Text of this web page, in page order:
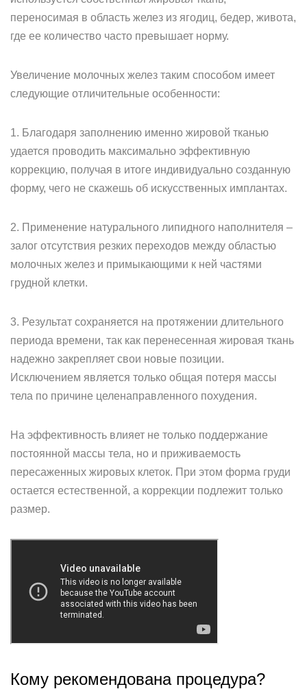
переносимая в область желез из ягодиц, бедер, живота,
где ее количество часто превышает норму.
Увеличение молочных желез таким способом имеет
следующие отличительные особенности:
1. Благодаря заполнению именно жировой тканью
удается проводить максимально эффективную
коррекцию, получая в итоге индивидуально созданную
форму, чего не скажешь об искусственных имплантах.
2. Применение натурального липидного наполнителя –
залог отсутствия резких переходов между областью
молочных желез и примыкающими к ней частями
грудной клетки.
3. Результат сохраняется на протяжении длительного
периода времени, так как перенесенная жировая ткань
надежно закрепляет свои новые позиции.
Исключением является только общая потеря массы
тела по причине целенаправленного похудения.
На эффективность влияет не только поддержание
постоянной массы тела, но и приживаемость
пересаженных жировых клеток. При этом форма груди
остается естественной, а коррекции подлежит только
размер.
Кому рекомендована процедура?